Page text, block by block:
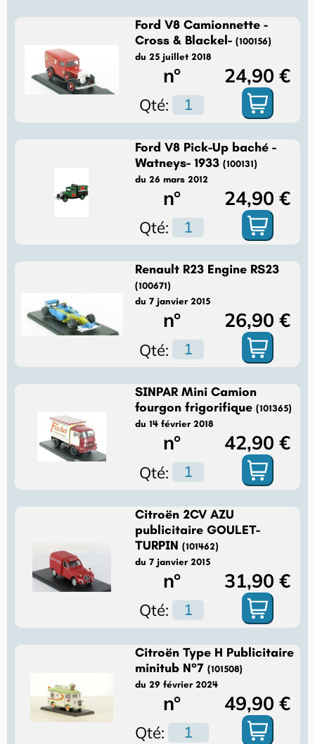
Ford V8 Camionnette -
Cross & Blackel-(100156)
du 25 juillet 2018
n° 24,90 €
Qté:
Ford V8 Pick-Up baché -
Watneys- 1933(100131)
du 26 mars 2012
n° 24,90 €
Qté:
Renault R23 Engine RS23
(100671)
du 7 janvier 2015
n° 26,90 €
Qté:
SINPAR Mini Camion
fourgon frigorifique(101365)
du 14 février 2018
n° 42,90 €
Qté:
Citroën 2CV AZU
publicitaire GOULET-
TURPIN(101462)
du 7 janvier 2015
n° 31,90 €
Qté:
Citroën Type H Publicitaire
minitub N°7(101508)
du 29 février 2024
n° 49,90 €
Qté: